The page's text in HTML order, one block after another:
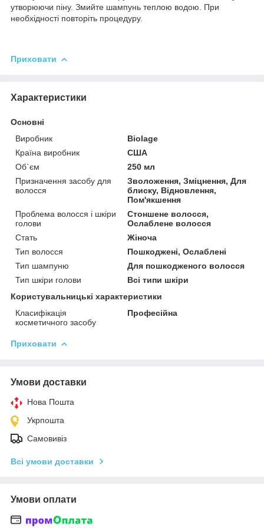
утворюючи піну. Змийте шампунь теплою водою. При
необхідності повторіть процедуру.
Приховати
Характеристики
Основні
Виробник
Biolage
Країна виробник
США
Об`єм
250 мл
Призначення засобу для
волосся
Зволоження, Зміцнення, Для
блиску, Відновлення,
Пом'якшення
Проблема волосся і шкіри
голови
Стоншене волосся,
Ослаблене волосся
Стать
Жіноча
Тип волосся
Пошкоджені, Ослаблені
Тип шампуню
Для пошкодженого волосся
Тип шкіри голови
Всі типи шкіри
Користувальницькі характеристики
Класифікація
косметичного засобу
Професійна
Приховати
Умови доставки
Нова Пошта
Укрпошта
Самовивіз
Всі умови доставки
Умови оплати